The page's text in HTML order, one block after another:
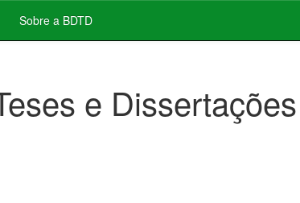
Sobre a BDTD
e Dissertações